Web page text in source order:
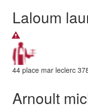
Laloum
44 place mar leclerc
Arnoult